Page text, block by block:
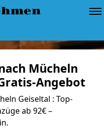
Mücheln
Angebot
Geiseltal : Top-
ab 92€ –